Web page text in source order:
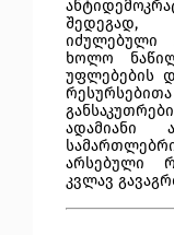
შედეგად,
იძულებული
ხოლო
უფლებების
ადამიანი
არსებული
კვლავ